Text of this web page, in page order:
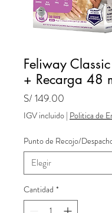
Feliway
+ Recarga 48
S/ 149.00
IGV incluido | Politica de
Punto de Recojo/
Cantidad *